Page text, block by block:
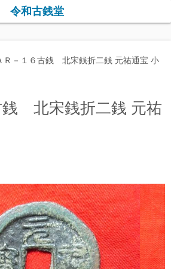
令和古銭堂
Ｒ－１６古銭 北宋銭折二銭 元祐通宝 小
銭 北宋銭折二銭 元祐